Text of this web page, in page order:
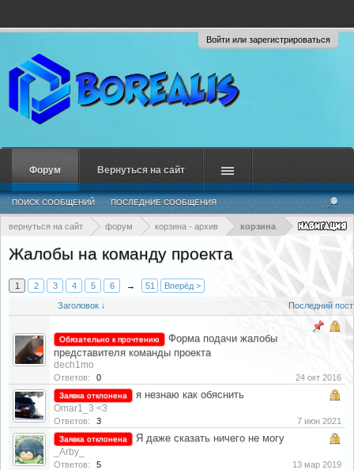
Войти или зарегистрироваться
вернуться на сайт форум корзина - архив корзина
Жалобы на команду проекта
1 2 3 4 5 6 → 51 Вперёд >
Заголовок ↓ Последний пост
Обязательно к прочтению
Форма подачи жалобы
представителя команды проекта
dech1mo
Ответов: 0 24 окт 2016
Заявка отклонена я незнаю как обяснить
Omar1_3 <3
Ответов: 3 7 июн 2021
Заявка отклонена Я даже сказать ничего не могу
_Arby_
Ответов: 5 13 мар 2019
Форум
ПОИСК СООБЩЕНИЙ ПОСЛЕДНИЕ СООБЩЕНИЯ
Вернуться на сайт